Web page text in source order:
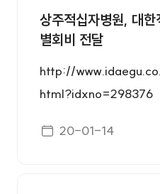
3
상주적십자병원, 대
별회비 전달
http://
html?idxno=298376
게시일자
20-01-14